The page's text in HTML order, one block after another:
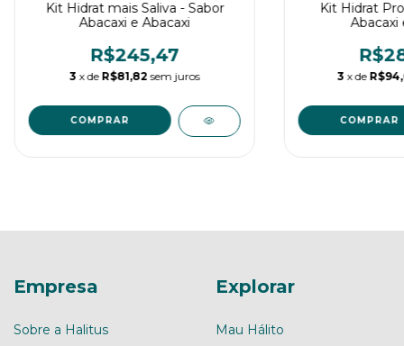
Kit Hidrat mais Saliva - Sabor
Abacaxi e Abacaxi
R$245,47
3 x de R$81,82 sem juros
COMPRAR
Kit Hidrat
Abacaxi
3 x de
COMPRAR
Empresa
Sobre a Halitus
Explorar
Mau Hálito